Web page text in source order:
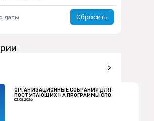
ОРГАНИЗАЦИОННЫЕ СОБРАНИЯ ДЛЯ
ПОСТУПАЮЩИХ НА ПРОГРАММЫ СПО
03.08.2026
Сбросить
>